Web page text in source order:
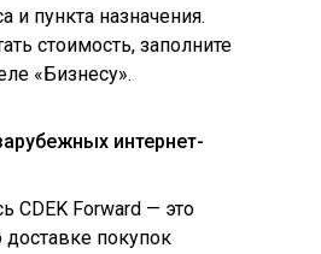
и пункта назначения.
стоимость, заполните
«Бизнесу».
интернет-
CDEK Forward — это
покупок